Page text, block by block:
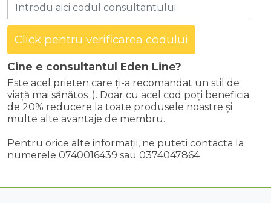
Click pentru verificarea codului
Cine e consultantul Eden Line?
Este acel prieten care ți-a recomandat un stil de
viață mai sănătos :). Doar cu acel cod poți beneficia
de 20% reducere la toate produsele noastre și
multe alte avantaje de membru.
Pentru orice alte informații, ne puteti contacta la
numerele 0740016439 sau 0374047864